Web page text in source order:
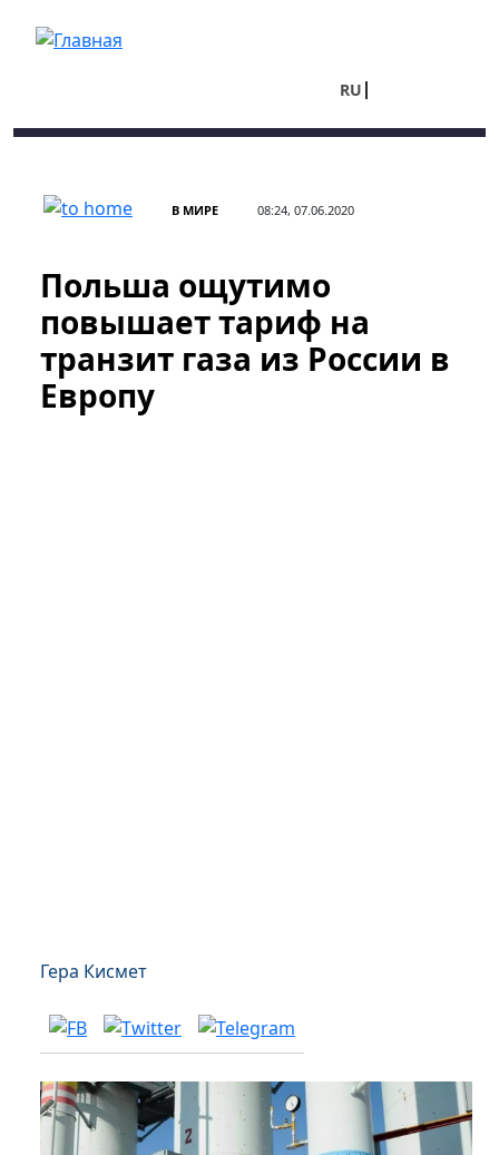
RU
В МИРЕ 08:24, 07.06.2020
Польша ощутимо
повышает тариф на
транзит газа из России в
Европу
Гера Кисмет